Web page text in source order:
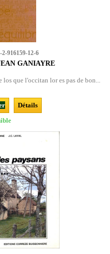
2-916159-12-6
GANIAYRE
los que l'occitan lor es pas de bon...
Détails